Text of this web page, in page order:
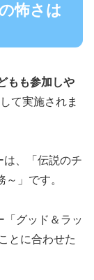
怖さは
もも参加しや
て実施されま
、「伝説のチ
」です。
「グッド＆ラッ
とに合わせた